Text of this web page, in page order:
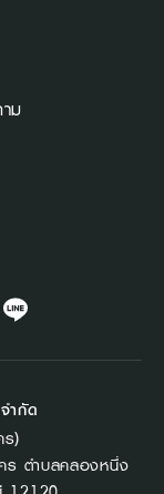
ม
ำกัด
)
ตำบลคลองหนึ่ง